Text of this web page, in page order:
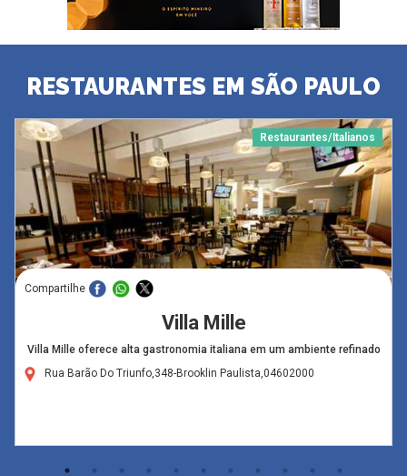
RESTAURANTES EM SÃO PAULO
Restaurantes/Italianos
Compartilhe
Villa Mille
Villa Mille oferece alta gastronomia italiana em um ambiente refinado
Rua Barão Do Triunfo,348-Brooklin Paulista,04602000